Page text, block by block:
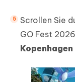
Scrollen Sie
GO Fest
Kopenhagen